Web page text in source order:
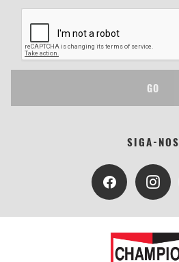
GO
SIGA-NOS